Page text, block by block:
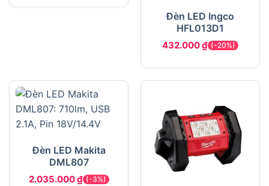
Đèn LED Ingco
HFL013D1
432.000₫ (-20%)
Đèn LED Makita
DML807
2.035.000₫ (-3%)